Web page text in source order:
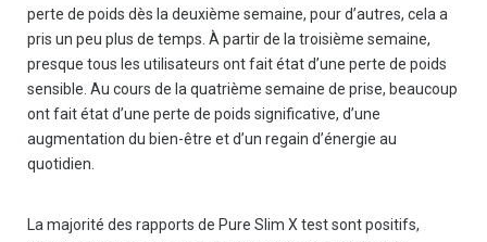
perte de poids dès la deuxième semaine, pour d’autres, cela a
pris un peu plus de temps. À partir de la troisième semaine,
presque tous les utilisateurs ont fait état d’une perte de poids
sensible. Au cours de la quatrième semaine de prise, beaucoup
ont fait état d’une perte de poids significative, d’une
augmentation du bien-être et d’un regain d’énergie au
quotidien.
La majorité des rapports de Pure Slim X test sont positifs,